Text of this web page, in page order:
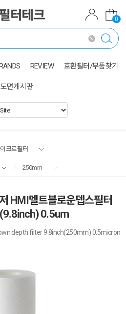
0
REVIEW 호환필터/부품찾기
도면게시판
크로필터
250mm
HMI멜트블로운뎁스필터
0.5um
depth filter 9.8inch(250mm) 0.5micron